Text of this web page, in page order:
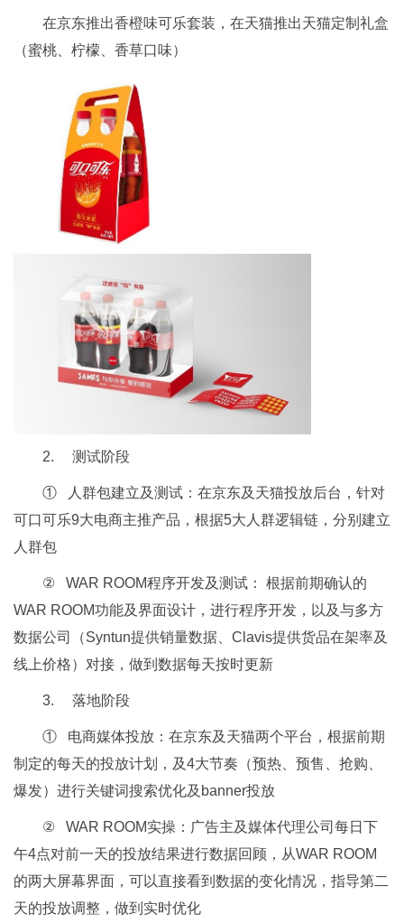
在京东推出香橙味可乐套装，在天猫推出天猫定制礼盒
（蜜桃、柠檬、香草口味）
2. 测试阶段
① 人群包建立及测试：在京东及天猫投放后台，针对
可口可乐9大电商主推产品，根据5大人群逻辑链，分别建立
人群包
② WAR ROOM程序开发及测试： 根据前期确认的
WAR ROOM功能及界面设计，进行程序开发，以及与多方
数据公司（Syntun提供销量数据、Clavis提供货品在架率及
线上价格）对接，做到数据每天按时更新
3. 落地阶段
① 电商媒体投放：在京东及天猫两个平台，根据前期
制定的每天的投放计划，及4大节奏（预热、预售、抢购、
爆发）进行关键词搜索优化及banner投放
② WAR ROOM实操：广告主及媒体代理公司每日下
午4点对前一天的投放结果进行数据回顾，从WAR ROOM
的两大屏幕界面，可以直接看到数据的变化情况，指导第二
天的投放调整，做到实时优化